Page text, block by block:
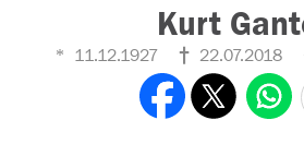
Kurt
11.12.1927 22.07.2018